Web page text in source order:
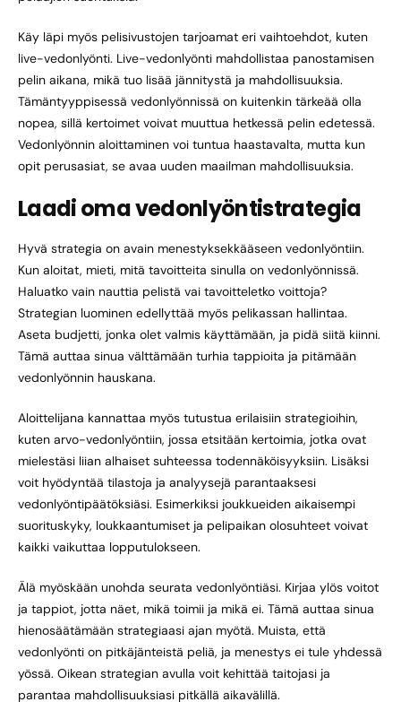
Käy läpi myös pelisivustojen tarjoamat eri vaihtoehdot, kuten
live-vedonlyönti. Live-vedonlyönti mahdollistaa panostamisen
pelin aikana, mikä tuo lisää jännitystä ja mahdollisuuksia.
Tämäntyyppisessä vedonlyönnissä on kuitenkin tärkeää olla
nopea, sillä kertoimet voivat muuttua hetkessä pelin edetessä.
Vedonlyönnin aloittaminen voi tuntua haastavalta, mutta kun
opit perusasiat, se avaa uuden maailman mahdollisuuksia.
Laadi oma vedonlyöntistrategia
Hyvä strategia on avain menestyksekkääseen vedonlyöntiin.
Kun aloitat, mieti, mitä tavoitteita sinulla on vedonlyönnissä.
Haluatko vain nauttia pelistä vai tavoitteletko voittoja?
Strategian luominen edellyttää myös pelikassan hallintaa.
Aseta budjetti, jonka olet valmis käyttämään, ja pidä siitä kiinni.
Tämä auttaa sinua välttämään turhia tappioita ja pitämään
vedonlyönnin hauskana.
Aloittelijana kannattaa myös tutustua erilaisiin strategioihin,
kuten arvo-vedonlyöntiin, jossa etsitään kertoimia, jotka ovat
mielestäsi liian alhaiset suhteessa todennäköisyyksiin. Lisäksi
voit hyödyntää tilastoja ja analyysejä parantaaksesi
vedonlyöntipäätöksiäsi. Esimerkiksi joukkueiden aikaisempi
suorituskyky, loukkaantumiset ja pelipaikan olosuhteet voivat
kaikki vaikuttaa lopputulokseen.
Älä myöskään unohda seurata vedonlyöntiäsi. Kirjaa ylös voitot
ja tappiot, jotta näet, mikä toimii ja mikä ei. Tämä auttaa sinua
hienosäätämään strategiaasi ajan myötä. Muista, että
vedonlyönti on pitkäjänteistä peliä, ja menestys ei tule yhdessä
yössä. Oikean strategian avulla voit kehittää taitojasi ja
parantaa mahdollisuuksiasi pitkällä aikavälillä.